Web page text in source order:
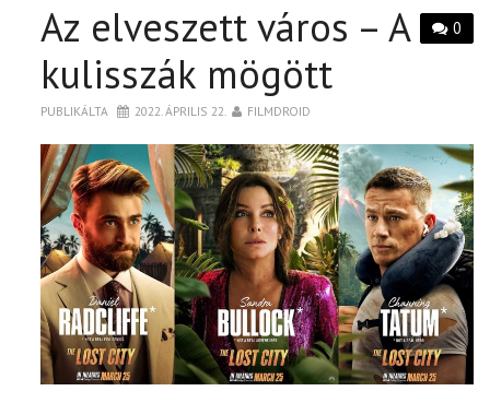
0
Az elveszett város – A
kulisszák mögött
PUBLIKÁLTA 2022. ÁPRILIS 22. FILMDROID